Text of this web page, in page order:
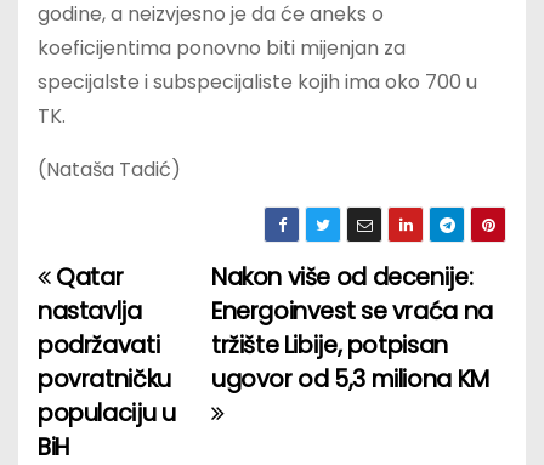
godine, a neizvjesno je da će aneks o
koeficijentima ponovno biti mijenjan za
specijalste i subspecijaliste kojih ima oko 700 u
TK.
(Nataša Tadić)
P
o
s
t
Nakon više od decenije:
Energoinvest se vraća na
tržište Libije, potpisan
ugovor od 5,3 miliona KM
Qatar
nastavlja
podržavati
povratničku
populaciju u
BiH